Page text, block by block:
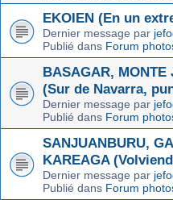
EKOIEN (En un
Dernier message par
Publié dans Forum
BASAGAR, MONTE
(Sur de Navarra,
Dernier message par
Publié dans Forum
SANJUANBURU,
KAREAGA
Dernier message par
Publié dans Forum